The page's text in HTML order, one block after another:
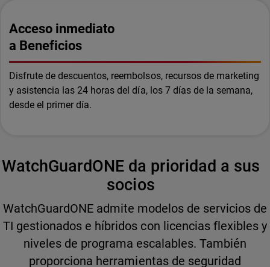
Acceso inmediato
a Beneficios
Disfrute de descuentos, reembolsos, recursos de marketing
y asistencia las 24 horas del día, los 7 días de la semana,
desde el primer día.
WatchGuardONE da prioridad a sus
socios
WatchGuardONE admite modelos de servicios de
TI gestionados e híbridos con licencias flexibles y
niveles de programa escalables. También
proporciona herramientas de seguridad